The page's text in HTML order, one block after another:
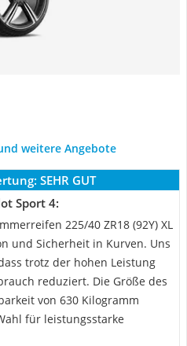
weitere Angebote
SEHR GUT
Sport 4:
225/40 ZR18 (92Y) XL
und Sicherheit in Kurven. Uns
trotz der hohen Leistung
reduziert. Die Größe des
von 630 Kilogramm
für leistungsstarke